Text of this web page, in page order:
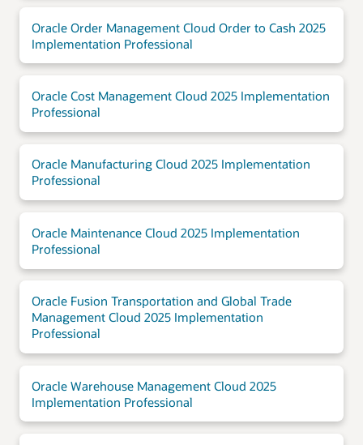
Oracle Order Management Cloud Order to Cash 2025
Implementation Professional
Oracle Cost Management Cloud 2025 Implementation
Professional
Oracle Manufacturing Cloud 2025 Implementation
Professional
Oracle Maintenance Cloud 2025 Implementation
Professional
Oracle Fusion Transportation and Global Trade
Management Cloud 2025 Implementation
Professional
Oracle Warehouse Management Cloud 2025
Implementation Professional